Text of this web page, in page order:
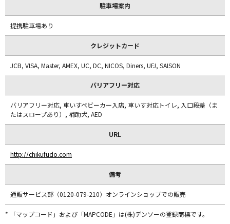
駐車場案内
提携駐車場あり
クレジットカード
JCB, VISA, Master, AMEX, UC, DC, NICOS, Diners, UFJ, SAISON
バリアフリー対応
バリアフリー対応, 車いすベビーカー入店, 車いす対応トイレ, 入口段差（ま
たはスロープあり）, 補助犬, AED
URL
http://chikufudo.com
備考
通販サービス部（0120-079-210）オンラインショップでの販売
* 「マップコード」および「MAPCODE」は(株)デンソーの登録商標です。